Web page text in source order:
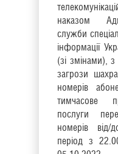
наказом
служби
інформації
(зі змінами),
загрози
номерів
тимчасове
послуги
номерів
період з